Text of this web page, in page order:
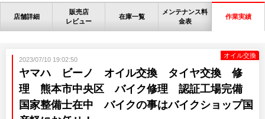
店舗詳細
販売店
レビュー
在庫一覧
メンテナンス料
金表
作業実績
オイル交換
2023/07/10 19:02:50
ヤマハ ビーノ オイル交換 タイヤ交換 修
理 熊本市中央区 バイク修理 認証工場完備
国家整備士在中 バイクの事はバイクショップ国